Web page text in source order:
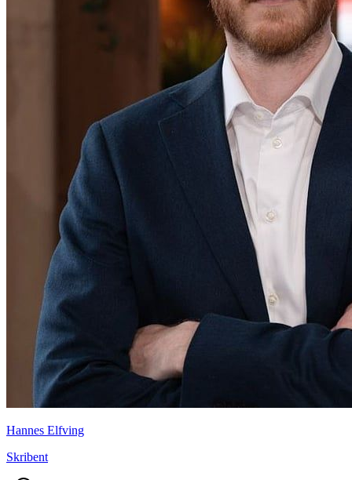
Hannes Elfving
Skribent